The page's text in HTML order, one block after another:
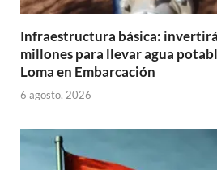
Infraestructura básica:
millones para llevar agua
Loma en Embarcación
6 agosto, 2026